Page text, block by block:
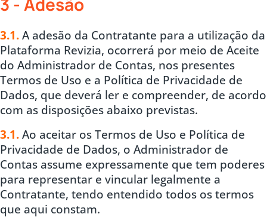
3.1. A adesão da Contratante para a utilização da
Plataforma Revizia, ocorrerá por meio de Aceite
do Administrador de Contas, nos presentes
Termos de Uso e a Política de Privacidade de
Dados, que deverá ler e compreender, de acordo
com as disposições abaixo previstas.
3.1. Ao aceitar os Termos de Uso e Política de
Privacidade de Dados, o Administrador de
Contas assume expressamente que tem poderes
para representar e vincular legalmente a
Contratante, tendo entendido todos os termos
que aqui constam.